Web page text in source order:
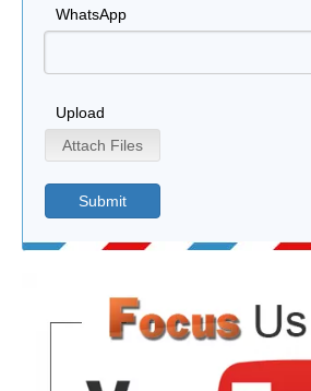
WhatsApp
Upload
Attach Files
Submit